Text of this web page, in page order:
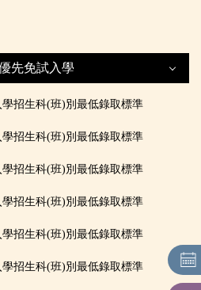
先免試入學
招生科(班)別最低錄取標準
招生科(班)別最低錄取標準
招生科(班)別最低錄取標準
招生科(班)別最低錄取標準
招生科(班)別最低錄取標準
招生科(班)別最低錄取標準